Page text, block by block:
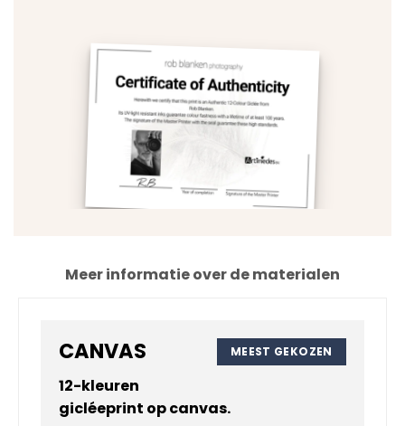
Meer informatie over de materialen
MEEST GEKOZEN
CANVAS
12-kleuren
gicléeprint opcanvas.